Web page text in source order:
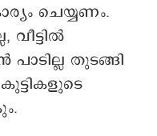
ചെയ്യണം.
പാടില്ല തുടങ്ങി